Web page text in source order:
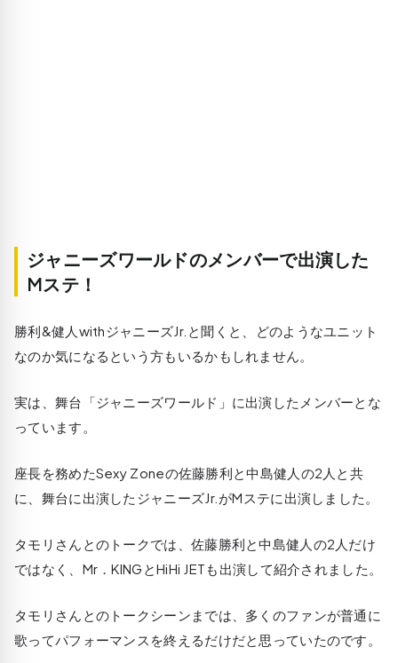
ジャニーズワールドのメンバーで出演した
Mステ！
勝利&健人withジャニーズJr.と聞くと、どのようなユニット
なのか気になるという方もいるかもしれません。
実は、舞台「ジャニーズワールド」に出演したメンバーとな
っています。
座長を務めたSexy Zoneの佐藤勝利と中島健人の2人と共
に、舞台に出演したジャニーズJr.がMステに出演しました。
タモリさんとのトークでは、佐藤勝利と中島健人の2人だけ
ではなく、Mr．KINGとHiHi JETも出演して紹介されました。
タモリさんとのトークシーンまでは、多くのファンが普通に
歌ってパフォーマンスを終えるだけだと思っていたのです。